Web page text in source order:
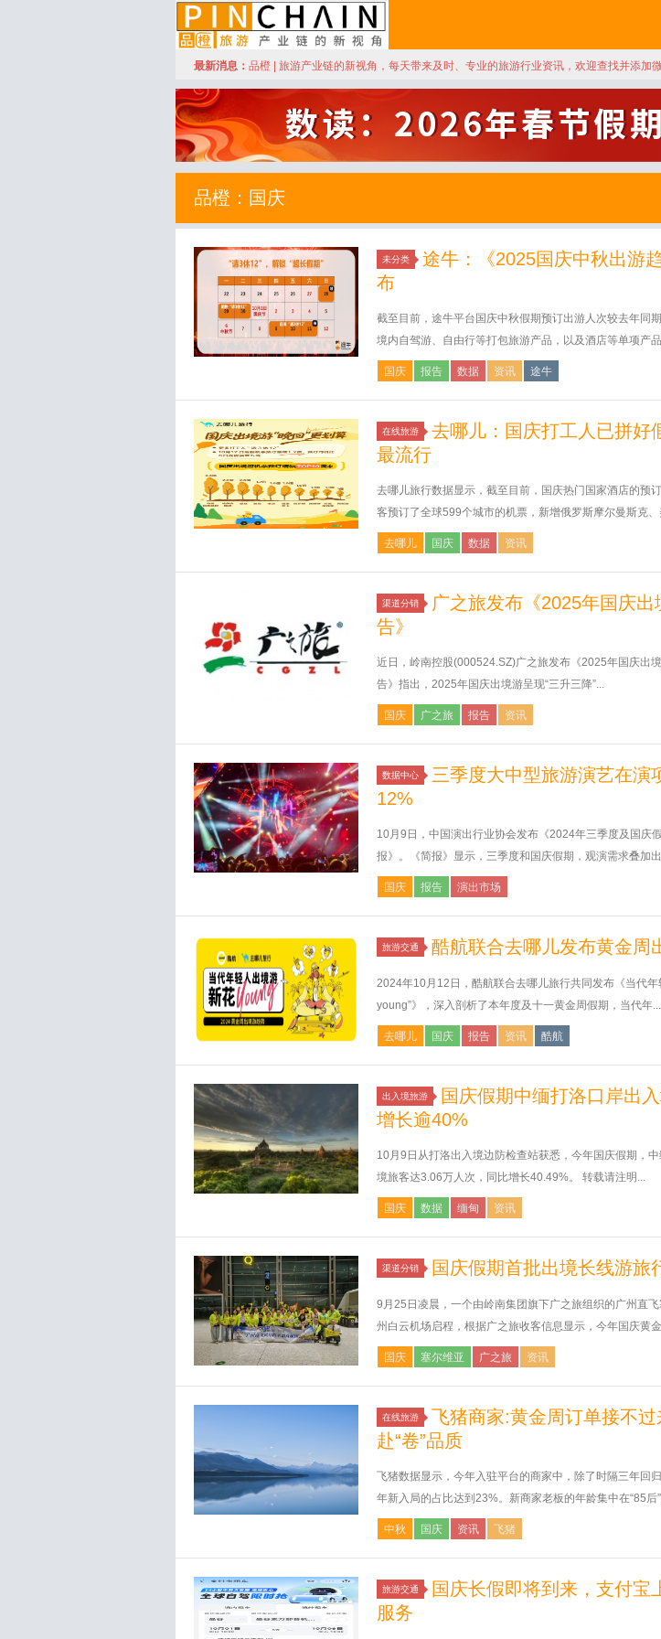
品橙旅游
最新消息： 品橙 | 旅游产业链的新视角，每天带来及时、专业的旅游行业资讯，欢迎查找并添加
品橙：国庆
未分类
途牛：《2025国庆中秋出游
布
截至目前，途牛平台国庆中秋假期预订出游人次较去年同
境内自驾游、自由行等打包旅游产品，以及酒店等单项产
国庆 报告 数据 资讯 途牛
在线旅游
去哪儿：国庆打工人已拼好
最流行
去哪儿旅行数据显示，截至目前，国庆热门国家酒店的预
客预订了全球599个城市的机票，新增俄罗斯摩尔曼斯克、
去哪儿 国庆 数据 资讯
渠道分销
广之旅发布《2025年国庆出
告》
近日，岭南控股(000524.SZ)广之旅发布《2025年国庆出
告》指出，2025年国庆出境游呈现“三升三降”...
国庆 广之旅 报告 资讯
数据中心
三季度大中型旅游演艺在演
12%
10月9日，中国演出行业协会发布《2024年三季度及国庆
报》。《简报》显示，三季度和国庆假期，观演需求叠加
国庆 报告 演出市场
旅游交通 酷航联合去哪儿发布黄金周
2024年10月12日，酷航联合去哪儿旅行共同发布《当代年
young”》，深入剖析了本年度及十一黄金周假期，当代年...
去哪儿 国庆 报告 资讯 酷航
出入境旅游
国庆假期中缅打洛口岸出
增长逾40%
10月9日从打洛出入境边防检查站获悉，今年国庆假期，
境旅客达3.06万人次，同比增长40.49%。 转载请注明...
国庆 数据 缅甸 资讯
渠道分销 国庆假期首批出境长线游旅
9月25日凌晨，一个由岭南集团旗下广之旅组织的广州直
州白云机场启程，根据广之旅收客信息显示，今年国庆黄
国庆 塞尔维亚 广之旅 资讯
在线旅游
飞猪商家:黄金周订单接不过
赴“卷”品质
飞猪数据显示，今年入驻平台的商家中，除了时隔三年回
年新入局的占比达到23%。新商家老板的年龄集中在“85后
中秋 国庆 资讯 飞猪
旅游交通
国庆长假即将到来，支付宝
服务